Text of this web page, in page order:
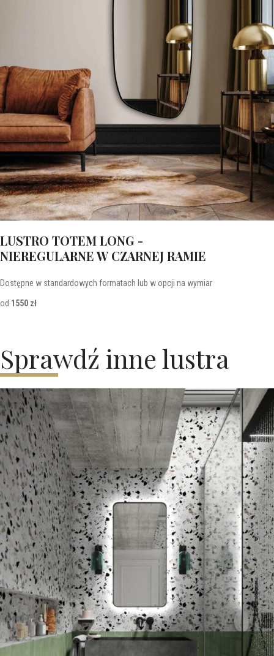
LUSTRO TOTEM LONG -
NIEREGULARNE W CZARNEJ RAMIE
Dostępne w standardowych formatach lub w opcji na wymiar
od 1550 zł
Sprawdź inne lustra